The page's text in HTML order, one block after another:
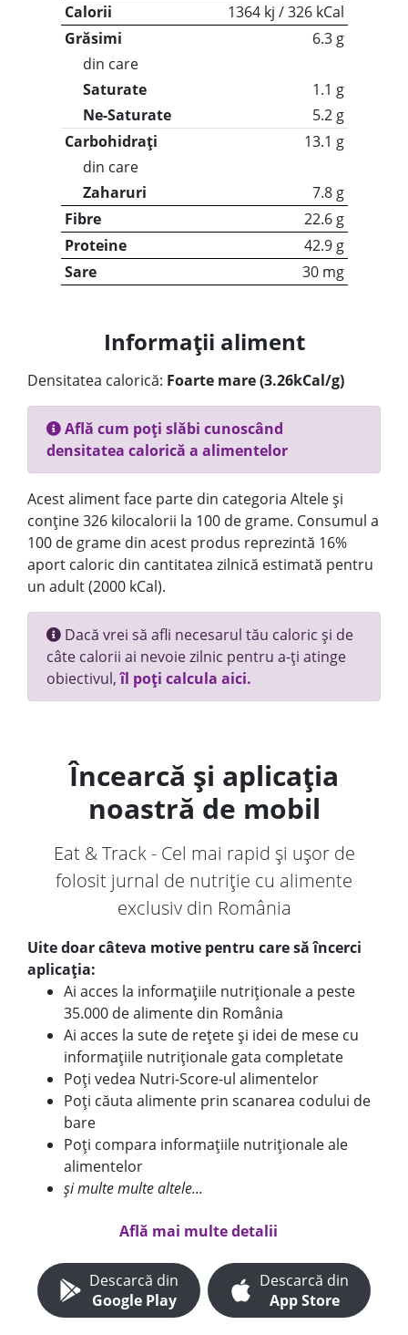
Calorii
1364 kj / 326 kCal
Grăsimi
6.3 g
din care
Saturate
1.1 g
Ne-Saturate
5.2 g
Carbohidrați
13.1 g
din care
Zaharuri
7.8 g
Fibre
22.6 g
Proteine
42.9 g
Sare
30 mg
Informații aliment
Densitatea calorică: Foarte mare (3.26kCal/g)
Află cum poți slăbi cunoscând
densitatea calorică a alimentelor
Acest aliment face parte din categoria Altele și
conține 326 kilocalorii la 100 de grame. Consumul a
100 de grame din acest produs reprezintă 16%
aport caloric din cantitatea zilnică estimată pentru
un adult (2000 kCal).
Dacă vrei să afli necesarul tău caloric și de
câte calorii ai nevoie zilnic pentru a-ți atinge
obiectivul,îl poți calcula aici.
Încearcă și aplicația
noastră de mobil
Eat & Track - Cel mai rapid și ușor de
folosit jurnal de nutriție cu alimente
exclusiv din România
Uite doar câteva motive pentru care să încerci
aplicația:
Ai acces la informațiile nutriționale a peste
35.000 de alimente din România
Ai acces la sute de rețete și idei de mese cu
informațiile nutriționale gata completate
Poți vedea Nutri-Score-ul alimentelor
Poți căuta alimente prin scanarea codului de
bare
Poți compara informațiile nutriționale ale
alimentelor
și multe multe altele...
Află mai multe detalii
Descarcă din
Google Play
Descarcă din
App Store